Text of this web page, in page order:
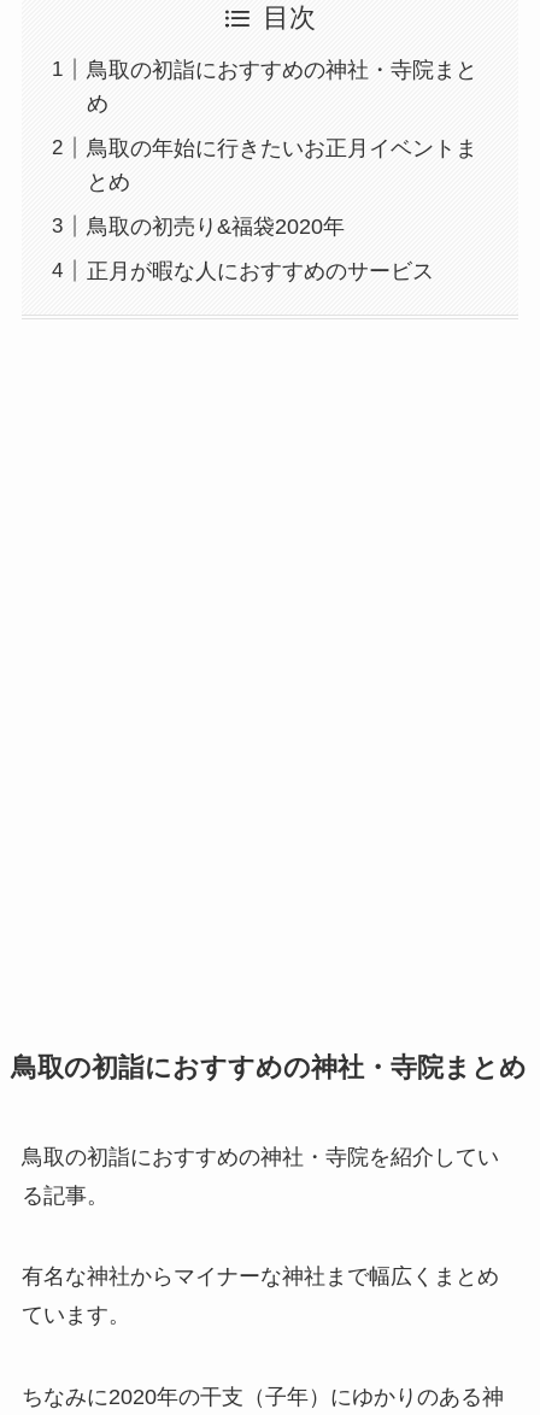
目次
鳥取の初詣におすすめの神社・寺院まと
め
鳥取の年始に行きたいお正月イベントま
とめ
鳥取の初売り&福袋2020年
正月が暇な人におすすめのサービス
鳥取の初詣におすすめの神社・寺院まとめ
鳥取の初詣におすすめの神社・寺院を紹介してい
る記事。
有名な神社からマイナーな神社まで幅広くまとめ
ています。
ちなみに2020年の干支（子年）にゆかりのある神